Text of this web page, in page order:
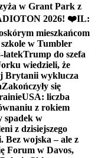
w Grant Park z
2026! ❤️IL:
mieszkańcom
w Tumbler
latekTrump do szefa
wiedzieli, że
Brytanii wyklucza
Zakończyły się
USA: liczba
z rokiem
spadek w
z dzisiejszego
Bez wojska – ale z
Forum w Davos,